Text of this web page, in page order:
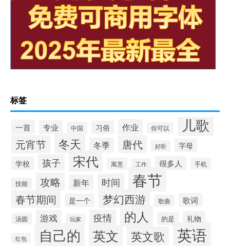
标签
一首 专业 中国 习俗 作业 你可以 儿歌
元宵节 冬天 冬季 唐代 好听
字母
学校
孩子 宋代 寓意 工作 很多人 手机
技能 攻略 新年 时间 春节
春节期间 是一个 梦幻西游 歌曲 歌词
汤圆 游戏 玩家 疫情 的人 的是 礼物
红包 自己的 英文 英文歌 英语